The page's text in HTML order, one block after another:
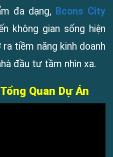
đa dạng, Bcons City
không gian sống hiện
tiềm năng kinh doanh
đầu tư tầm nhìn xa.
Quan Dự Án